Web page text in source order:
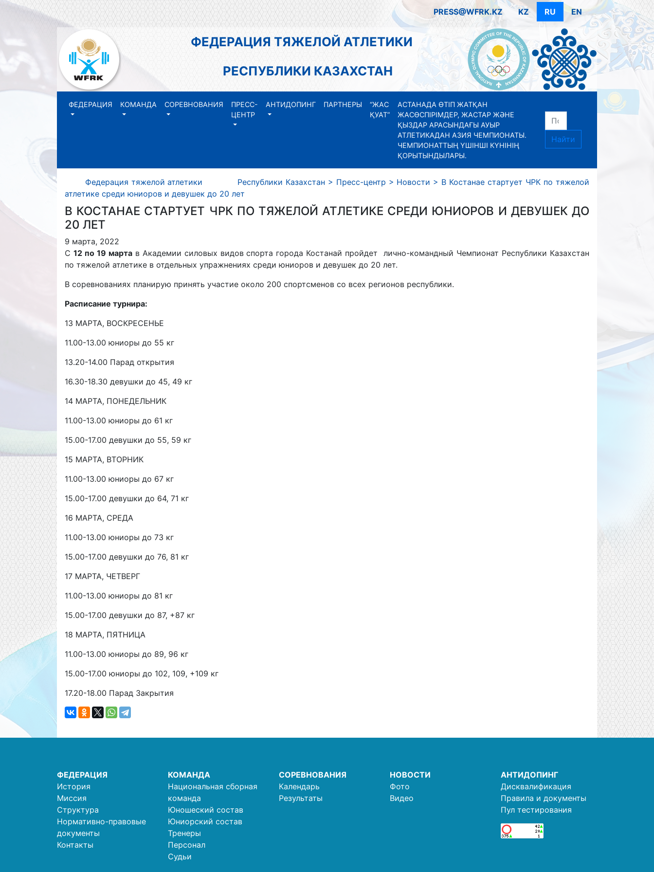
PRESS@WFRK.KZ KZ RU EN
ФЕДЕРАЦИЯ ТЯЖЕЛОЙ АТЛЕТИКИ
РЕСПУБЛИКИ КАЗАХСТАН
ФЕДЕРАЦИЯ КОМАНДА СОРЕВНОВАНИЯ
ПРЕСС-
ЦЕНТР
АНТИДОПИНГ ПАРТНЕРЫ
“ЖАС
ҚУАТ”
АСТАНАДА ӨТІП ЖАТҚАН
ЖАСӨСПІРІМДЕР, ЖАСТАР ЖӘНЕ
ҚЫЗДАР АРАСЫНДАҒЫ АУЫР
АТЛЕТИКАДАН АЗИЯ ЧЕМПИОНАТЫ.
ЧЕМПИОНАТТЫҢ ҮШІНШІ КҮНІНІҢ
ҚОРЫТЫНДЫЛАРЫ.
Найти
Федерация тяжелой атлетики Республики Казахстан > Пресс-центр > Новости > В Костанае стартует ЧРК по тяжелой
атлетике среди юниоров и девушек до 20 лет
В КОСТАНАЕ СТАРТУЕТ ЧРК ПО ТЯЖЕЛОЙ АТЛЕТИКЕ СРЕДИ ЮНИОРОВ И ДЕВУШЕК ДО
20 ЛЕТ
9 марта, 2022
С 12 по 19 мартав Академии силовых видов спорта города Костанай пройдет лично-командный Чемпионат Республики Казахстан
по тяжелой атлетике в отдельных упражнениях среди юниоров и девушек до 20 лет.
В соревнованиях планирую принять участие около 200 спортсменов со всех регионов республики.
Расписание турнира:
13 МАРТА, ВОСКРЕСЕНЬЕ
11.00-13.00 юниоры до 55 кг
13.20-14.00 Парад открытия
16.30-18.30 девушки до 45, 49 кг
14 МАРТА, ПОНЕДЕЛЬНИК
11.00-13.00 юниоры до 61 кг
15.00-17.00 девушки до 55, 59 кг
15 МАРТА, ВТОРНИК
11.00-13.00 юниоры до 67 кг
15.00-17.00 девушки до 64, 71 кг
16 МАРТА, СРЕДА
11.00-13.00 юниоры до 73 кг
15.00-17.00 девушки до 76, 81 кг
17 МАРТА, ЧЕТВЕРГ
11.00-13.00 юниоры до 81 кг
15.00-17.00 девушки до 87, +87 кг
18 МАРТА, ПЯТНИЦА
11.00-13.00 юниоры до 89, 96 кг
15.00-17.00 юниоры до 102, 109, +109 кг
17.20-18.00 Парад Закрытия
ФЕДЕРАЦИЯ
История
Миссия
Структура
Нормативно-правовые
документы
Контакты
КОМАНДА
Национальная сборная
команда
Юношеский состав
Юниорский состав
Тренеры
Персонал
Судьи
СОРЕВНОВАНИЯ
Календарь
Результаты
НОВОСТИ
Фото
Видео
АНТИДОПИНГ
Дисквалификация
Правила и документы
Пул тестирования